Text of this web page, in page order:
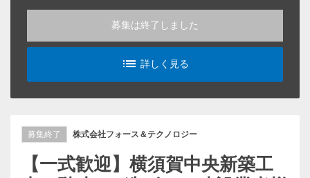
募集は終了しました
list_alt
詳しく見る
募集終了 株式会社フォース＆テクノロジー
【一式歓迎】横須賀中央新築工